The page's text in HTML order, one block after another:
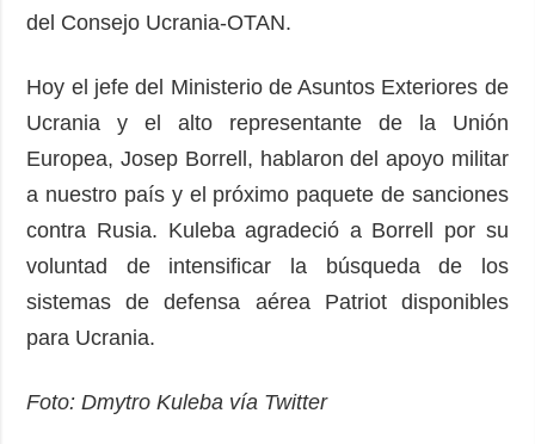
del Consejo Ucrania-OTAN.
Hoy el jefe del Ministerio de Asuntos Exteriores de
Ucrania y el alto representante de la Unión
Europea, Josep Borrell, hablaron del apoyo militar
a nuestro país y el próximo paquete de sanciones
contra Rusia. Kuleba agradeció a Borrell por su
voluntad de intensificar la búsqueda de los
sistemas de defensa aérea Patriot disponibles
para Ucrania.
Foto: Dmytro Kuleba vía Twitter